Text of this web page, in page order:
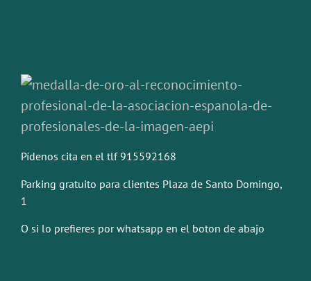
Pídenos cita en el tlf 915592168
Parking gratuito para clientes Plaza de Santo Domingo,
1
O si lo prefieres por whatsapp en el boton de abajo